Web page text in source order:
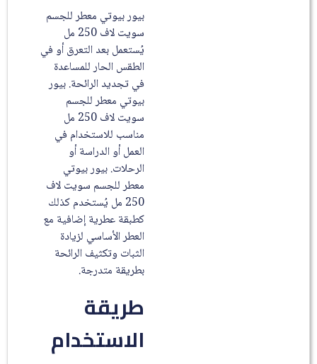
بيور بيوتي معطر للجسم
سويت لاف 250 مل
يُستعمل بعد التعرق أو في
الطقس الحار للمساعدة
في تجديد الرائحة. بيور
بيوتي معطر للجسم
سويت لاف 250 مل
مناسب للاستخدام في
العمل أو الدراسة أو
الرحلات. بيور بيوتي
معطر للجسم سويت لاف
250 مل يُستخدم كذلك
كطبقة عطرية إضافية مع
العطر الأساسي لزيادة
الثبات وتكثيف الرائحة
بطريقة متدرجة.
طريقة
الاستخدام